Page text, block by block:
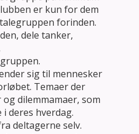
er kun for dem
forinden.
dele tanker,
sig til mennesker
Temaer der
dilemmamaer, som
deres hverdag.
deltagerne selv.